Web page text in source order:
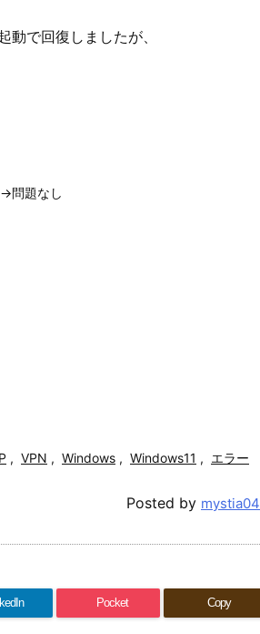
で回復しましたが、
問題なし
, VPN , Windows , Windows11 , エラー
Posted by mystia04
Pocket Copy